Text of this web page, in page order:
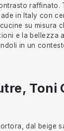
raffinato.
in Italy con
su misura
e la bellezza
in un
Toni
dal beige